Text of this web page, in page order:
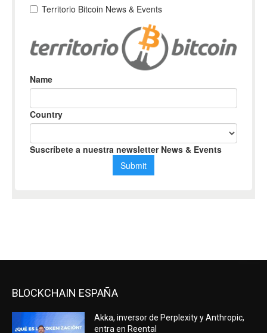
BLOCKCHAIN ESPAÑA
Akka, inversor de Perplexity y Anthropic,
entra en Reental